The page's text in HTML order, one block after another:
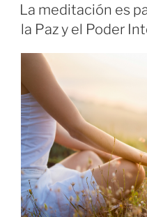
La meditación es
la Paz y el Poder